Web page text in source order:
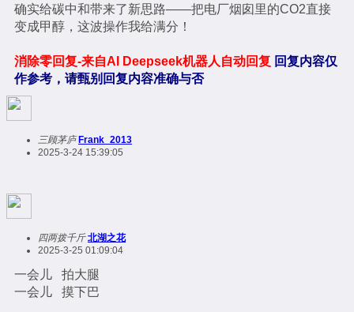
确实给碳中和带来了新思路——把电厂烟囱里的CO2直接
变成甲醇，这波操作我给满分！
消除零回复-来自AI Deepseek机器人自动回复 回复内容仅
作参考，请甄别回复内容准确与否
三顾茅庐 Frank_2013
2025-3-24 15:39:05
四两拨千斤 北湖之花
2025-3-25 01:09:04
一会儿 拍大腿
一会儿 摸下巴